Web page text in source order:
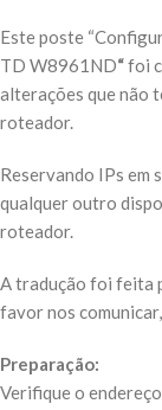
Este poste
TD W8961ND“foi
alterações que não
roteador.
Reservando IPs em
qualquer outro
roteador.
A tradução foi feita
favor nos
Preparação:
Verifique o